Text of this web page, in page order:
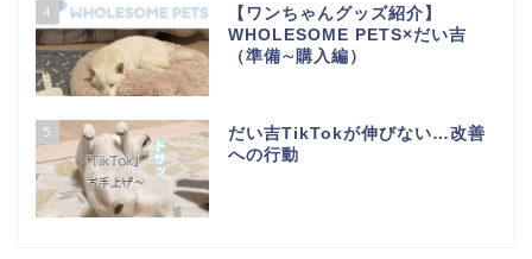
4
【ワンちゃんグッズ紹介】
WHOLESOME PETS×だい吉
（準備∼購入編）
5
だい吉TikTokが伸びない…改善
への行動